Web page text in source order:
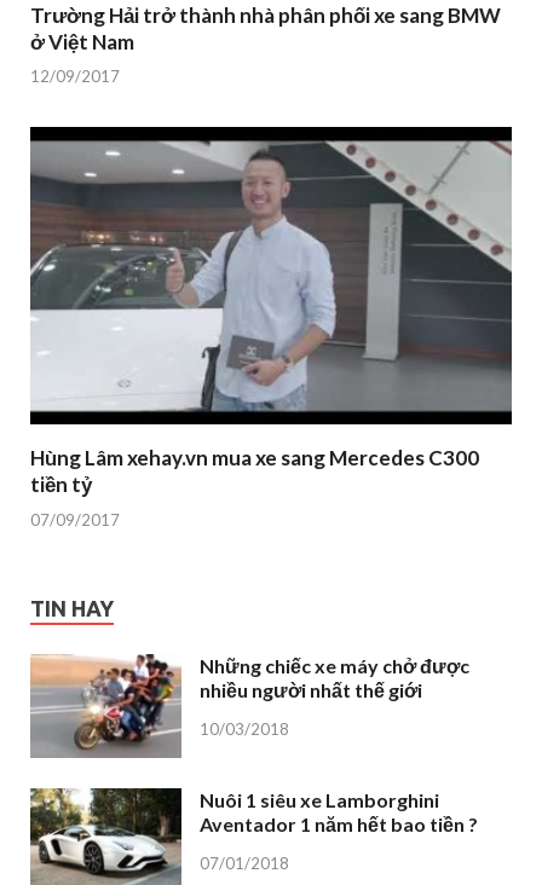
Trường Hải trở thành nhà phân phối xe sang BMW
ở Việt Nam
12/09/2017
Hùng Lâm xehay.vn mua xe sang Mercedes C300
tiền tỷ
07/09/2017
TIN HAY
Những chiếc xe máy chở được
nhiều người nhất thế giới
10/03/2018
Nuôi 1 siêu xe Lamborghini
Aventador 1 năm hết bao tiền ?
07/01/2018